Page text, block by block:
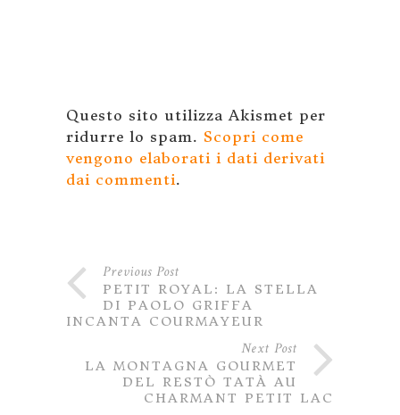
Questo sito utilizza Akismet per
ridurre lo spam. Scopri come
vengono elaborati i dati derivati
dai commenti.
Previous Post
PETIT ROYAL: LA STELLA
DI PAOLO GRIFFA
INCANTA COURMAYEUR
Next Post
LA MONTAGNA GOURMET
DEL RESTÒ TATÀ AU
CHARMANT PETIT LAC